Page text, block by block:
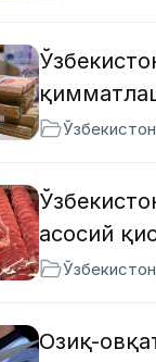
Ўзбекистон
асосий
Ўзбекистон
Озиқ-